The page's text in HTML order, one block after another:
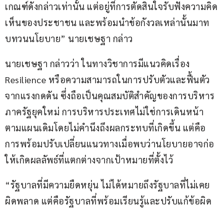
เกณฑ์ดังกล่าวเท่านั้น แต่อยู่ที่การตัดสินใจรับฟังความคิด
เห็นของประชาชน และพร้อมนำข้อกังวลเหล่านั้นมาท
บทวนนโยบาย” นายเชษฐา กล่าว
นายเชษฐา กล่าวว่า ในทางวิชาการมีแนวคิดเรื่อง
Resilience หรือความสามารถในการปรับตัวและฟื้นตัว
จากแรงกดดัน ซึ่งถือเป็นคุณสมบัติสำคัญของการบริหาร
ภาครัฐยุคใหม่ การบริหารประเทศไม่ใช่การเดินหน้า
ตามแผนเดิมโดยไม่คำนึงถึงผลกระทบที่เกิดขึ้น แต่คือ
การพร้อมปรับเปลี่ยนแนวทางเมื่อพบว่านโยบายอาจก่อ
ให้เกิดผลลัพธ์ที่แตกต่างจากเป้าหมายที่ตั้งไว้
“รัฐบาลที่มีความยืดหยุ่น ไม่ได้หมายถึงรัฐบาลที่ไม่เคย
ผิดพลาด แต่คือรัฐบาลที่พร้อมเรียนรู้และปรับแก้ข้อผิด